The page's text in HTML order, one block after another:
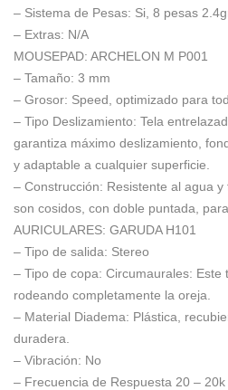
– Sistema de Pesas: Si, 8 pesas
– Extras: N/A
MOUSEPAD: ARCHELON M P001
– Tamaño: 3 mm
– Grosor: Speed, optimizado para
– Tipo Deslizamiento: Tela
garantiza máximo deslizamiento,
y adaptable a cualquier superficie.
– Construcción: Resistente al agua
son cosidos, con doble puntada,
AURICULARES: GARUDA H101
– Tipo de salida: Stereo
– Tipo de copa: Circumaurales: Este
rodeando completamente la oreja.
– Material Diadema: Plástica,
duradera.
– Vibración: No
– Frecuencia de Respuesta 20 – 20k